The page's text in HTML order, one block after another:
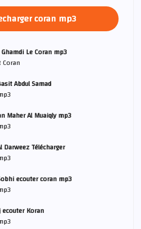
coran mp3
Ghamdi Le Coran mp3
Abdul Samad
Maher Al Muaiqly mp3
Darweez Télécharger
ecouter coran mp3
Koran